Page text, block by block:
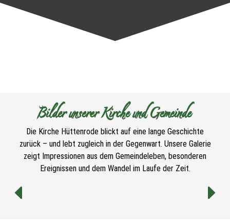
Bilder unserer Kirche und Gemeinde
Die Kirche Hüttenrode blickt auf eine lange Geschichte
zurück – und lebt zugleich in der Gegenwart. Unsere Galerie
zeigt Impressionen aus dem Gemeindeleben, besonderen
Ereignissen und dem Wandel im Laufe der Zeit.